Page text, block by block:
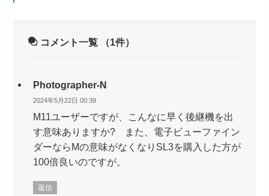
コメント一覧 （1件）
Photographer-N
2024年5月22日 00:39
M11ユーザーですが、こんなに早く後継機を出
す意味ありますか? また、電子ビューファイン
ダーならMの意味がなくなりSL3を購入した方が
100倍良いのですが。
返信